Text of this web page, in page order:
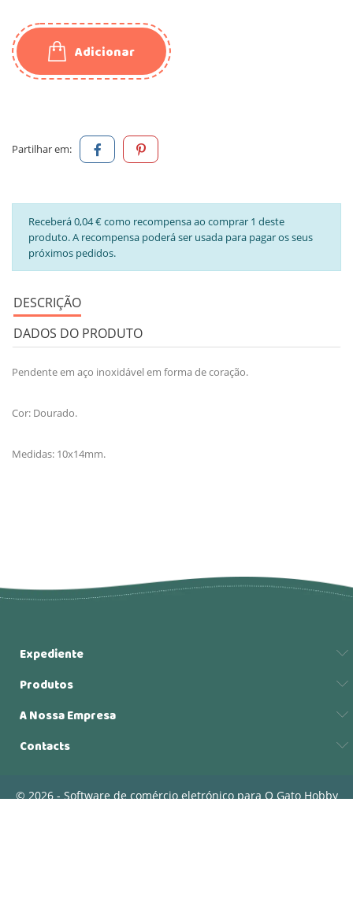
Adicionar
Partilhar em:
Receberá 0,04 € como recompensa ao comprar 1 deste
produto. A recompensa poderá ser usada para pagar os seus
próximos pedidos.
DESCRIÇÃO
DADOS DO PRODUTO
Pendente em aço inoxidável em forma de coração.
Cor: Dourado.
Medidas: 10x14mm.
Expediente
Produtos
A Nossa Empresa
Contacts
© 2026 - Software de comércio eletrónico para O Gato Hobby